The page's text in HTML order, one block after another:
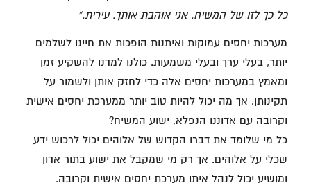
כל כך לזו של המשיח. אני אוהבת אותך. עירית.”
מערכות יחסים עמוקות ואיתנות הופכות את חיינו לשלמים
יותר, בעלי ערך ובעלי משמעות. כולנו למדנו להשקיע זמן
ומאמץ במערכות יחסים אלה כדי לחזק אותן ולשמור על
תקינותן. אך מה יכול להיות טוב יותר ממערכת יחסים אישית
וקרובה עם אדוננו הנפלא, ישוע המשיח?
כל מי שלומד את דברו הקדוש של אלוהים יכול לרכוש ידע
שכלי על אלוהים. אך רק מי שמקבל את ישוע בתור אדון
ומושיע יכול לנהל איתו מערכת יחסים אישית וקרובה.